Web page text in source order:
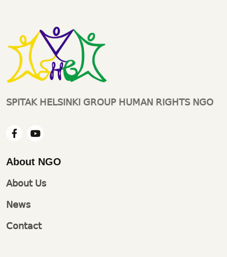
SPITAK HELSINKI GROUP HUMAN RIGHTS NGO
About NGO
About Us
News
Contact